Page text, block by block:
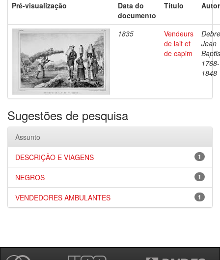
Pré-visualização
Data do
documento
Título
1835
Vendeurs
de lait et
de capim
Jean
1768-
1848
Sugestões de pesquisa
Assunto
1
DESCRIÇÃO E VIAGENS
1
NEGROS
1
VENDEDORES AMBULANTES